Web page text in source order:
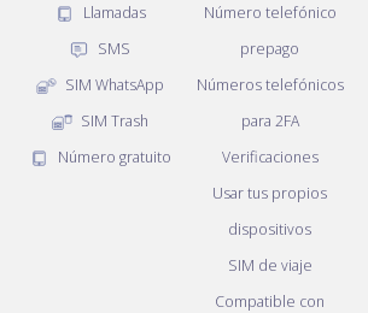
Llamadas
SMS
SIM WhatsApp
SIM Trash
Número gratuito
Número telefónico
prepago
Números telefónicos
para 2FA
Verificaciones
Usar tus propios
dispositivos
SIM de viaje
Compatible con